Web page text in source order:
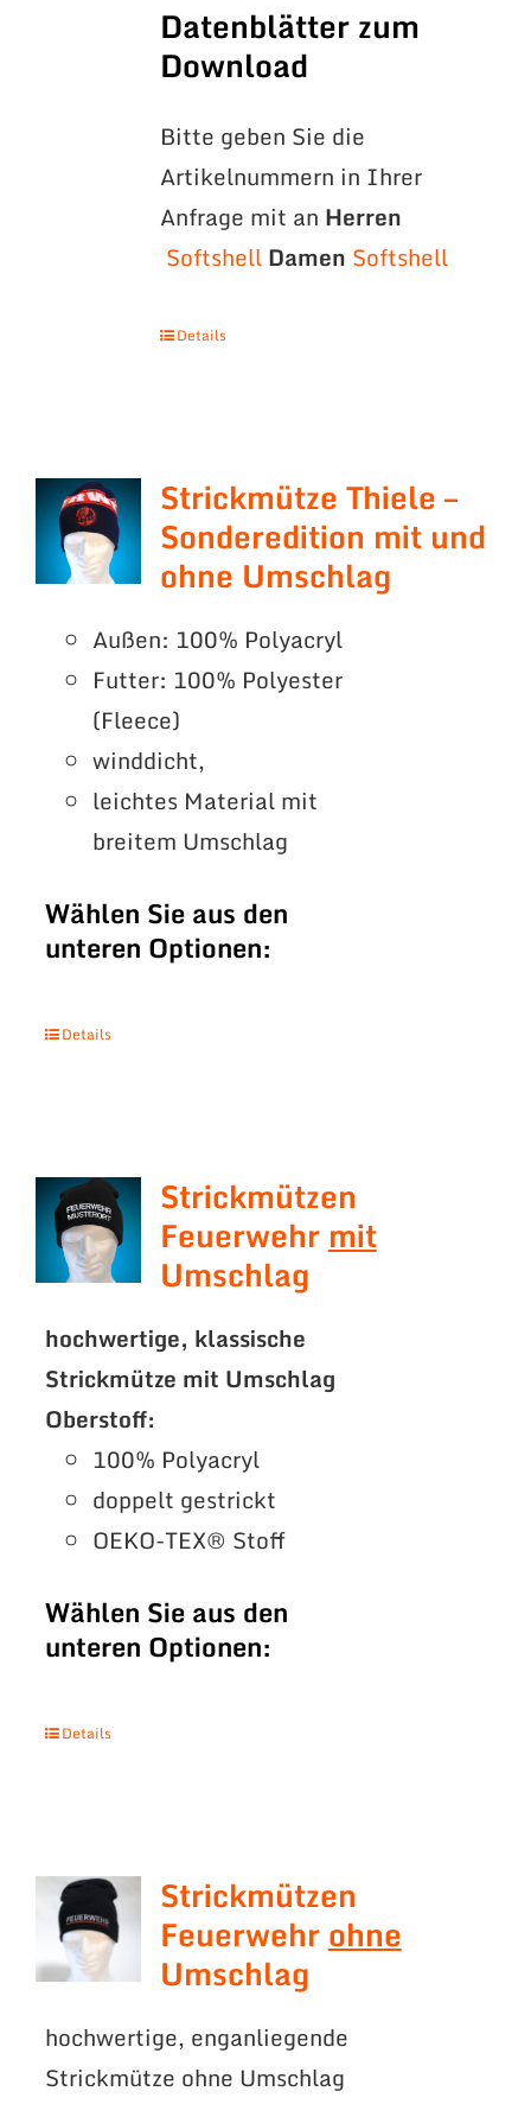
Datenblätter zum
Download
Bitte geben Sie die
Artikelnummern in Ihrer
Anfrage mit an Herren
Softshell Damen Softshell
Details
Strickmütze Thiele –
Sonderedition mit und
ohne Umschlag
Außen: 100% Polyacryl
Futter: 100% Polyester
(Fleece)
winddicht,
leichtes Material mit
breitem Umschlag
Wählen Sie aus den
unteren Optionen:
Details
Strickmützen
Feuerwehr mit
Umschlag
hochwertige, klassische
Strickmütze mit Umschlag
Oberstoff:
100% Polyacryl
doppelt gestrickt
OEKO-TEX® Stoff
Wählen Sie aus den
unteren Optionen:
Details
Strickmützen
Feuerwehrohne
Umschlag
hochwertige, enganliegende
Strickmütze ohne Umschlag